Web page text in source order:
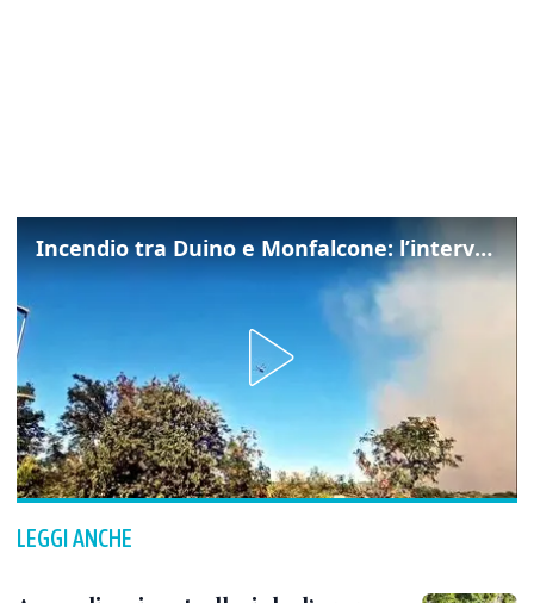
Incendio tra Duino e Monfalcone: l’intervento dei vigili del fuoco
LEGGI ANCHE